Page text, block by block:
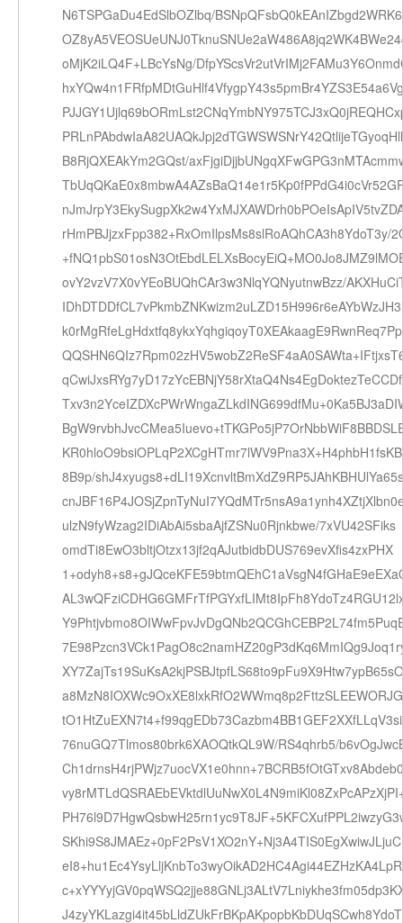
N6TSPGaDu4EdSlbOZlbq/
oMjK2iLQ4F+LBcYsNg/
B8RjQXEAkYm2GQst/
rHmPBJjzxFpp382+RxOmIlpsMs8slRoAQhCA3h8YdoT3y/
ovY2vzV7X0vYEoBUQhCAr3w3NlqYQNyutnwBzz/
8B9p/
ulzN9fyWzag2IDiAbAi5sbaAjfZSNu0Rjnkbwe/7xVU42SFiks
omdTi8EwO3bltjOtzx13jf2qAJutbidbDUS769evXfis4zxPHX
76nuGQ7Tlmos80brk6XAOQtkQL9W/RS4qhrb5/